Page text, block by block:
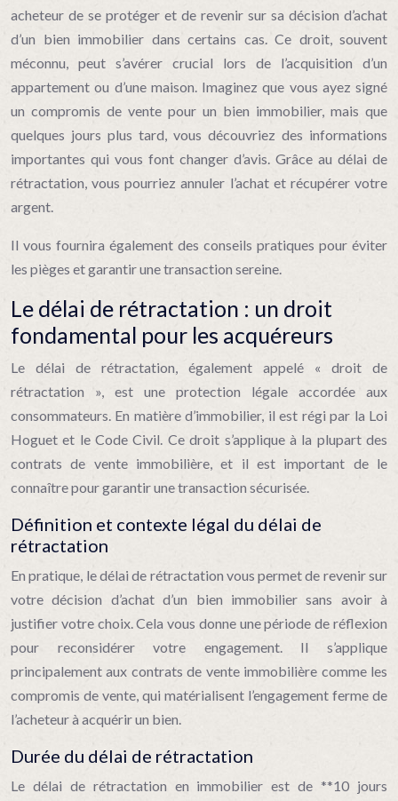
acheteur de se protéger et de revenir sur sa décision d’achat
d’un bien immobilier dans certains cas. Ce droit, souvent
méconnu, peut s’avérer crucial lors de l’acquisition d’un
appartement ou d’une maison. Imaginez que vous ayez signé
un compromis de vente pour un bien immobilier, mais que
quelques jours plus tard, vous découvriez des informations
importantes qui vous font changer d’avis. Grâce au délai de
rétractation, vous pourriez annuler l’achat et récupérer votre
argent.
Il vous fournira également des conseils pratiques pour éviter
les pièges et garantir une transaction sereine.
Le délai de rétractation : un droit
fondamental pour les acquéreurs
Le délai de rétractation, également appelé « droit de
rétractation », est une protection légale accordée aux
consommateurs. En matière d’immobilier, il est régi par la Loi
Hoguet et le Code Civil. Ce droit s’applique à la plupart des
contrats de vente immobilière, et il est important de le
connaître pour garantir une transaction sécurisée.
Définition et contexte légal du délai de
rétractation
En pratique, le délai de rétractation vous permet de revenir sur
votre décision d’achat d’un bien immobilier sans avoir à
justifier votre choix. Cela vous donne une période de réflexion
pour reconsidérer votre engagement. Il s’applique
principalement aux contrats de vente immobilière comme les
compromis de vente, qui matérialisent l’engagement ferme de
l’acheteur à acquérir un bien.
Durée du délai de rétractation
Le délai de rétractation en immobilier est de **10 jours